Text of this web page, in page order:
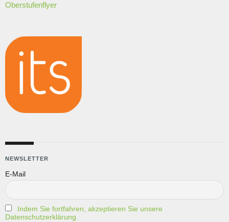
Oberstufenflyer
NEWSLETTER
E-Mail
Indem Sie fortfahren, akzeptieren Sie unsere
Datenschutzerklärung.